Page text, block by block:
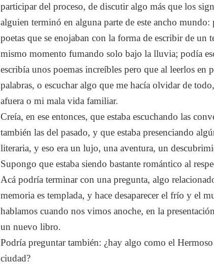
participar del proceso, de discutir algo más que los
alguien terminó en alguna parte de este ancho
poetas que se enojaban con la forma de escribir de un
mismo momento fumando solo bajo la lluvia; podía
escribía unos poemas increíbles pero que al leerlos en
palabras, o escuchar algo que me hacía olvidar de
afuera o mi mala vida familiar.
Creía, en ese entonces, que estaba escuchando las
también las del pasado, y que estaba presenciando
literaria, y eso era un lujo, una aventura, un
Supongo que estaba siendo bastante romántico al
Acá podría terminar con una pregunta, algo
memoria es templada, y hace desaparecer el frío y el
hablamos cuando nos vimos anoche, en la
un nuevo libro.
Podría preguntar también: ¿hay algo como el
ciudad?